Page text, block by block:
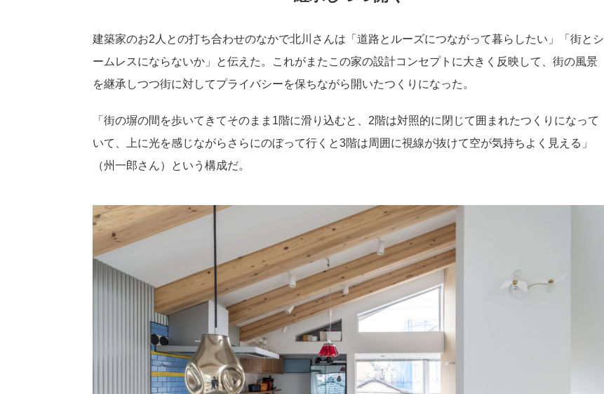
建築家のお2人との打ち合わせのなかで北川さんは「道路とルーズにつながって暮らしたい」「街とシ
ームレスにならないか」と伝えた。これがまたこの家の設計コンセプトに大きく反映して、街の風景
を継承しつつ街に対してプライバシーを保ちながら開いたつくりになった。
「街の塀の間を歩いてきてそのまま1階に滑り込むと、2階は対照的に閉じて囲まれたつくりになって
いて、上に光を感じながらさらにのぼって行くと3階は周囲に視線が抜けて空が気持ちよく見える」
（州一郎さん）という構成だ。